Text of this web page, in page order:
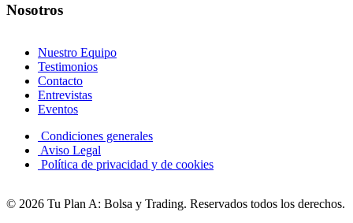
Nosotros
Nuestro Equipo
Testimonios
Contacto
Entrevistas
Eventos
Condiciones generales
Aviso Legal
Política de privacidad y de cookies
© 2026 Tu Plan A: Bolsa y Trading. Reservados todos los derechos.